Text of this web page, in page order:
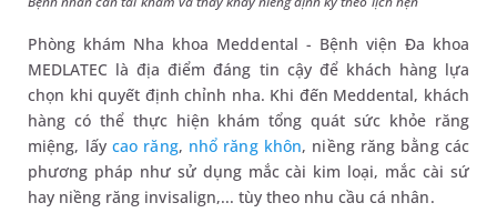
Phòng khám Nha khoa Meddental - Bệnh viện Đa khoa
MEDLATEC là địa điểm đáng tin cậy để khách hàng lựa
chọn khi quyết định chỉnh nha. Khi đến Meddental, khách
hàng có thể thực hiện khám tổng quát sức khỏe răng
miệng, lấy cao răng, nhổ răng khôn, niềng răng bằng các
phương pháp như sử dụng mắc cài kim loại, mắc cài sứ
hay niềng răng invisalign,... tùy theo nhu cầu cá nhân.